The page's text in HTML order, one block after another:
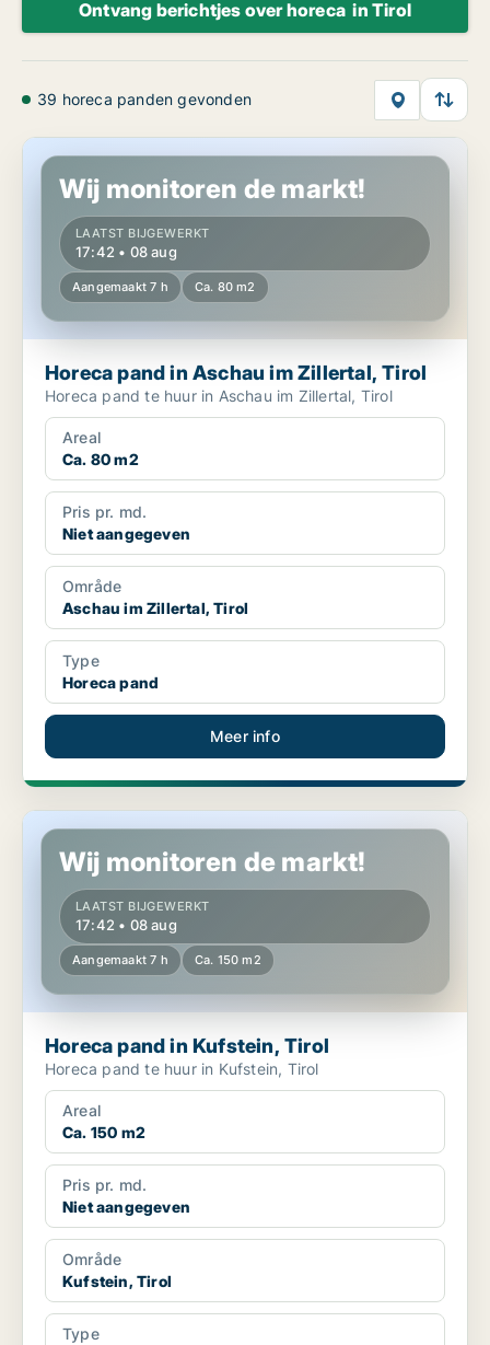
Ontvang berichtjes over horeca in Tirol
39 horeca panden gevonden
Horeca pand in Aschau im Zillertal, Tirol
Wij monitoren de markt!
LAATST BIJGEWERKT
17:42 • 08 aug
Aangemaakt 7 h Ca. 80 m2
Horeca pand in Aschau im Zillertal, Tirol
Horeca pand te huur in Aschau im Zillertal, Tirol
Areal
Ca. 80 m2
Pris pr. md.
Niet aangegeven
Område
Aschau im Zillertal, Tirol
Type
Horeca pand
Meer info
Horeca pand in Kufstein, Tirol
Wij monitoren de markt!
LAATST BIJGEWERKT
17:42 • 08 aug
Aangemaakt 7 h Ca. 150 m2
Horeca pand in Kufstein, Tirol
Horeca pand te huur in Kufstein, Tirol
Areal
Ca. 150 m2
Pris pr. md.
Niet aangegeven
Område
Kufstein, Tirol
Type